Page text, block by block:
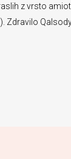
z vrsto